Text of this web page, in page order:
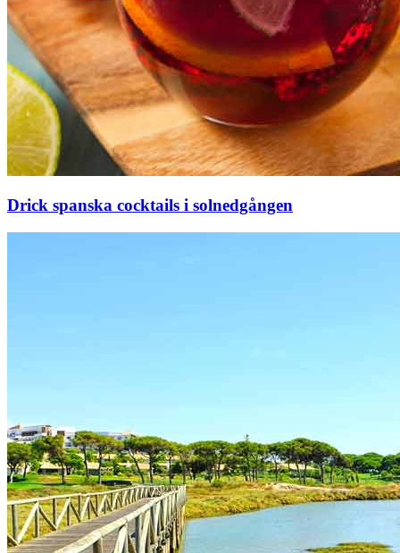
Drick spanska cocktails i solnedgången